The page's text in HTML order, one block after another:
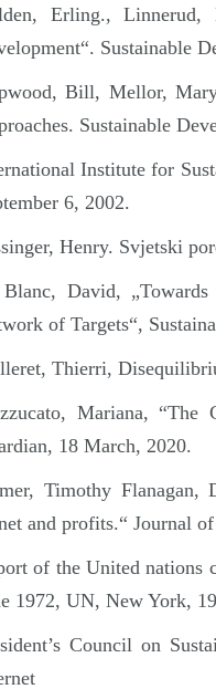
Erling., Linnerud,
Sustainable
Bill, Mellor,
Sustainable
Institute for
6, 2002.
Henry. Svjetski
David, „Towards
of Targets“,
Thierri,
Mariana,
18 March, 2020.
Timothy Flanagan,
and profits.“ Journal
of the United nations
1972, UN, New York,
Council on